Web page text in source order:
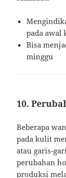
pada awal
Bisa
minggu
10.
Beberapa
pada kulit
atau garis-
perubahan
produksi